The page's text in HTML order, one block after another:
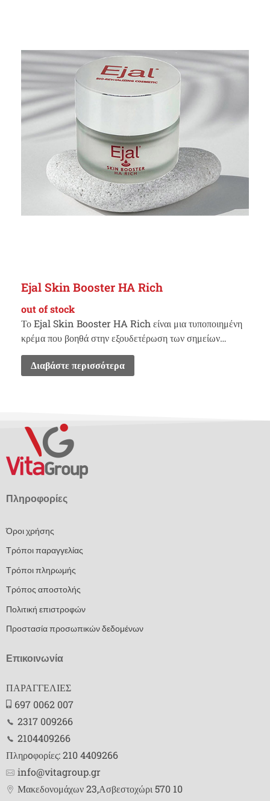
Ejal Skin Booster HA Rich
out of stock
Το Ejal Skin Booster HA Rich είναι μια τυποποιημένη
κρέμα που βοηθά στην εξουδετέρωση των σημείων…
Διαβάστε περισσότερα
Πληροφορίες
Όροι χρήσης
Τρόποι παραγγελίας
Τρόποι πληρωμής
Τρόπος αποστολής
Πολιτική επιστροφών
Προστασία προσωπικών δεδομένων
Επικοινωνία
ΠΑΡΑΓΓΕΛΙΕΣ
697 0062 007
2317 009266
2104409266
Πληρoφορίες: 210 4409266
info@vitagroup.gr
Μακεδονομάχων 23,Ασβεστοχώρι 570 10